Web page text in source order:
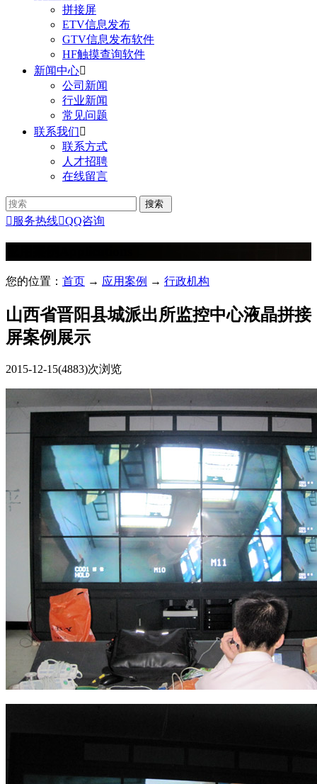
拼接屏
ETV信息发布
GTV信息发布软件
HF触摸查询软件
新闻中心
公司新闻
行业新闻
常见问题
联系我们
联系方式
人才招聘
在线留言
 服务热线QQ咨询
您的位置： 首页 → 应用案例 → 行政机构
山西省晋阳县城派出所监控中心液晶拼接
屏案例展示
2015-12-15(4883)次浏览